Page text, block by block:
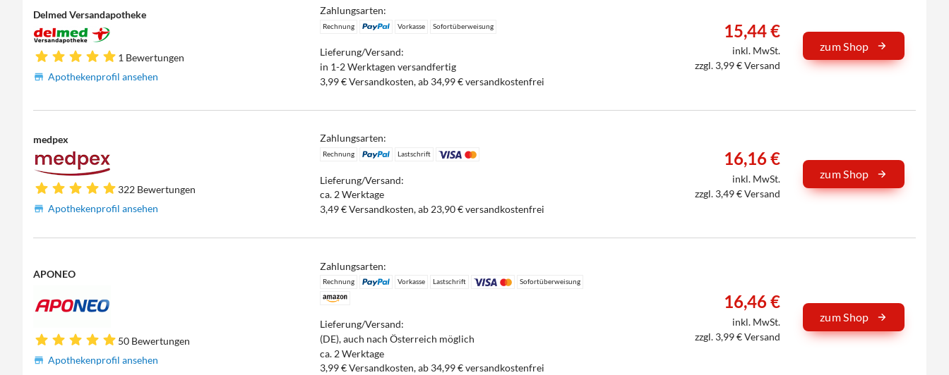
Delmed Versandapotheke
1 Bewertungen
Apothekenprofil ansehen
Zahlungsarten:
Rechnung Vorkasse Sofortüberweisung
Lieferung/Versand:
in 1-2 Werktagen versandfertig
3,99 € Versandkosten, ab 34,99 € versandkostenfrei
15,44 €
inkl. MwSt.
zzgl. 3,99 € Versand
zum Shop
medpex
322 Bewertungen
Apothekenprofil ansehen
Zahlungsarten:
Rechnung Lastschrift
Lieferung/Versand:
ca. 2 Werktage
3,49 € Versandkosten, ab 23,90 € versandkostenfrei
16,16 €
inkl. MwSt.
zzgl. 3,49 € Versand
zum Shop
APONEO
50 Bewertungen
Apothekenprofil ansehen
Zahlungsarten:
Rechnung Vorkasse Lastschrift Sofortüberweisung
Lieferung/Versand:
(DE), auch nach Österreich möglich
ca. 2 Werktage
3,99 € Versandkosten, ab 34,99 € versandkostenfrei
16,46 €
inkl. MwSt.
zzgl. 3,99 € Versand
zum Shop